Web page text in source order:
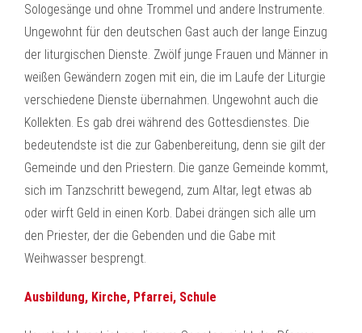
Sologesänge und ohne Trommel und andere Instrumente.
Ungewohnt für den deutschen Gast auch der lange Einzug
der liturgischen Dienste. Zwölf junge Frauen und Männer in
weißen Gewändern zogen mit ein, die im Laufe der Liturgie
verschiedene Dienste übernahmen. Ungewohnt auch die
Kollekten. Es gab drei während des Gottesdienstes. Die
bedeutendste ist die zur Gabenbereitung, denn sie gilt der
Gemeinde und den Priestern. Die ganze Gemeinde kommt,
sich im Tanzschritt bewegend, zum Altar, legt etwas ab
oder wirft Geld in einen Korb. Dabei drängen sich alle um
den Priester, der die Gebenden und die Gabe mit
Weihwasser besprengt.
Ausbildung, Kirche, Pfarrei, Schule